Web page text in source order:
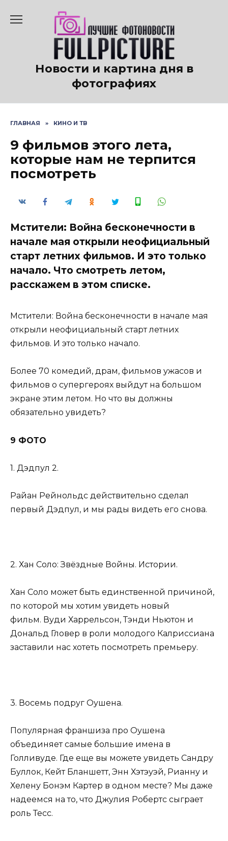
содержанию
Новости и картина дня в
фотографиях
ГЛАВНАЯ » КИНО И ТВ
9 фильмов этого лета,
которые нам не терпится
посмотреть
Мстители: Война бесконечности в
начале мая открыли неофициальный
старт летних фильмов. И это только
начало. Что смотреть летом,
расскажем в этом списке.
Мстители: Война бесконечности в начале мая
открыли неофициальный старт летних
фильмов. И это только начало.
Более 70 комедий, драм, фильмов ужасов и
фильмов о супергероях выйдут на большом
экране этим летом. Но что вы должны
обязательно увидеть?
9 ФОТО
1. Дэдпул 2.
Райан Рейнольдс действительно сделал
первый Дэдпул, и мы рады видеть его снова.
2. Хан Соло: Звёздные Войны. Истории.
Хан Соло может быть единственной причиной,
по которой мы хотим увидеть новый
фильм. Вуди Харрельсон, Тэнди Ньютон и
Дональд Гловер в роли молодого Калриссиана
заставили нас хотеть посмотреть премьеру.
3. Восемь подруг Оушена.
Популярная франшиза про Оушена
объединяет самые большие имена в
Голливуде. Где еще вы можете увидеть Сандру
Буллок, Кейт Бланшетт, Энн Хэтэуэй, Рианну и
Хелену Бонэм Картер в одном месте? Мы даже
надеемся на то, что Джулия Робертс сыграет
роль Тесс.